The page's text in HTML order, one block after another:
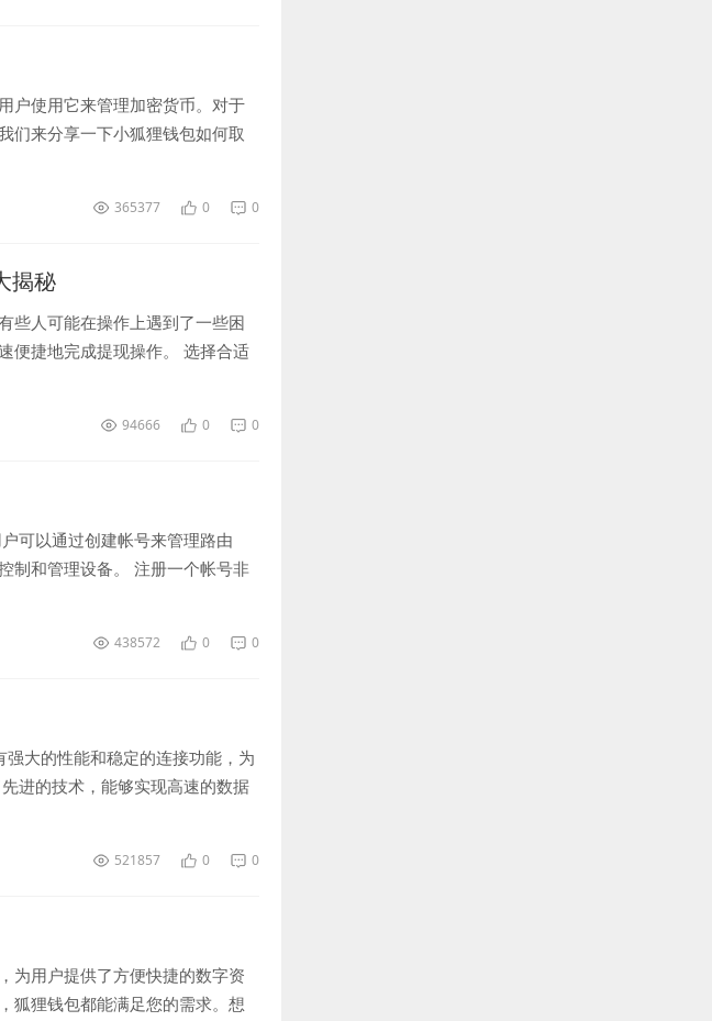
户使用它来管理加密货币。对于
们来分享一下小狐狸钱包如何取
365377 0 0
揭秘
些人可能在操作上遇到了一些困
便捷地完成提现操作。 选择合适
94666 0 0
可以通过创建帐号来管理路由
制和管理设备。 注册一个帐号非
438572 0 0
大的性能和稳定的连接功能，为
进的技术，能够实现高速的数据
521857 0 0
为用户提供了方便快捷的数字资
狐狸钱包都能满足您的需求。想